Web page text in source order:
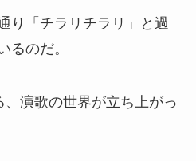
り「チラリチラリ」と過
るのだ。
演歌の世界が立ち上がっ